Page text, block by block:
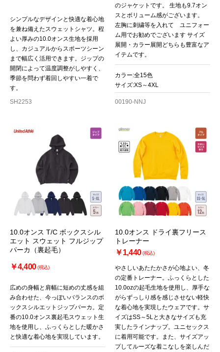
シンプルなデザインと快適な着心地
を兼ね備えたスウェットシャツ。程
よい厚みの10.0オンス生地を採用
し、カジュアルからスポーツシーン
まで幅広く活用できます。ジップの
開閉によって温度調整がしやすく、
季節を問わず着回しやすい一着で
す。
SH2253
のジャケットです。 生地も9.7オン
スとボリューム感がございます。
左胸に刺繍等を入れて ユニフォー
ム用でお勧めでございます サイズ
展開・カラー展開どちらも豊富なア
イテムです。
カラー:全15色
サイズ:XS～4XL
00190-NNJ
10.0オンス T/C ボックスシル
エット スウェット フルジップ
パーカ（裏起毛）
￥4,400(税込)
広めの身幅と肩幅に短めの丈感を組
み合わせた、今っぽいバランスのボ
ックスシルエットジップパーカ。定
番の10.0オンス裏起毛スウェット生
地を使用し、ふっくらとした暖かさ
と快適な着心地を実現しています。
10.0オンス ドライ裏フリース
トレーナー
￥1,440(税込)
やさしいあたたかさが心地よい、冬
の定番トレーナー。ふっくらとした
10.0ozの起毛生地を使用し、厚手な
がらずっしり感を感じさせない軽快
な着心地を実現したウェアです。サ
イズはSS～5Lと大きなサイズも充
実したラインナップ。ユニセックス
に着用可能です。また、サイズアッ
プしてルーズな着こなしを楽しんだ